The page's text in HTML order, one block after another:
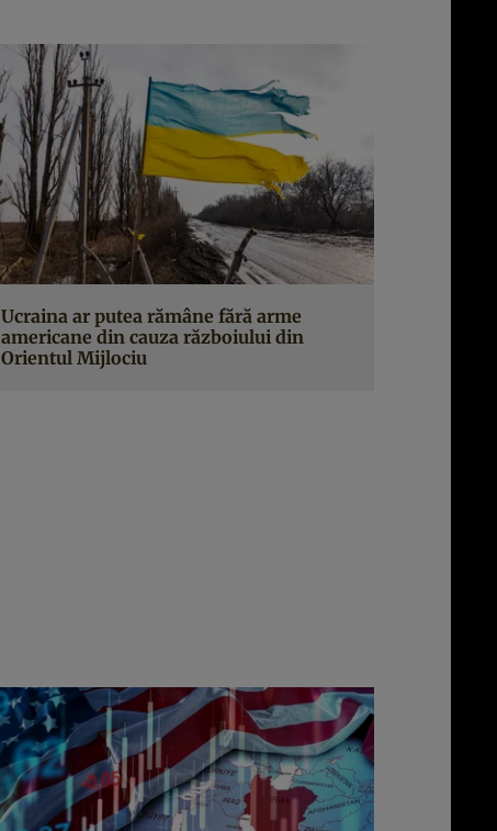
Ucraina ar putea rămâne fără arme
americane din cauza războiului din
Orientul Mijlociu